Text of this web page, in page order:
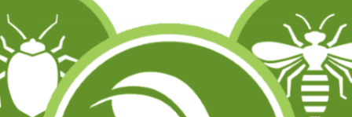
SANIFICAZIONE (ANTI COVID-19)